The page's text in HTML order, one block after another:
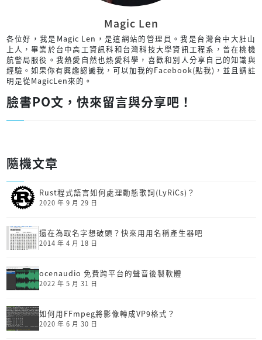
Magic Len
各位好，我是Magic Len，是這網站的管理員。我是台灣台中大肚山
上人，畢業於台中高工資訊科和台灣科技大學資訊工程系，曾在桃機
航警局服役。我熱愛自然也熱愛科學，喜歡和別人分享自己的知識與
經驗。如果你有興趣認識我，可以加我的Facebook(點我) ，並且請註
明是從MagicLen來的。
臉書PO文，快來留言與分享吧！
隨機文章
Rust程式語言如何處理動態歌詞(LyRiCs)？
2020 年 9 月 29 日
還在為取名字想破頭？快來用用名稱產生器吧
2014 年 4 月 18 日
ocenaudio 免費跨平台的聲音後製軟體
2022 年 5 月 31 日
如何用FFmpeg將影像轉成VP9格式？
2020 年 6 月 30 日